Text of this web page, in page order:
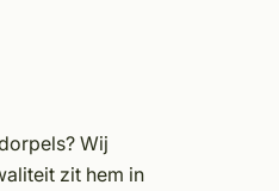
Wij
zit hem in